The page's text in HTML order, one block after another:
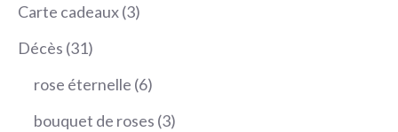
Carte cadeaux 33
Décès 3131
produits
rose éternelle 66
produits
bouquet de roses 33